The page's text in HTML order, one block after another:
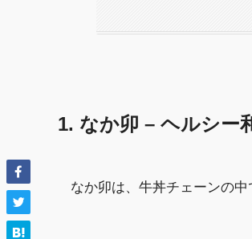
1. なか卯 – ヘルシー
なか卯は、牛丼チェーンの